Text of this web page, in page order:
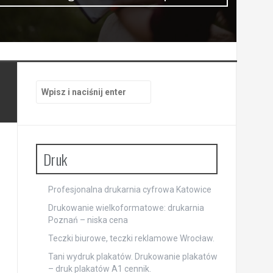
Druk
Profesjonalna drukarnia cyfrowa Katowice
Drukowanie wielkoformatowe: drukarnia
Poznań – niska cena
Teczki biurowe, teczki reklamowe Wrocław.
Tani wydruk plakatów. Drukowanie plakatów
– druk plakatów A1 cennik.